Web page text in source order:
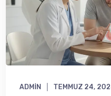
ADMIN TEMMUZ 24,